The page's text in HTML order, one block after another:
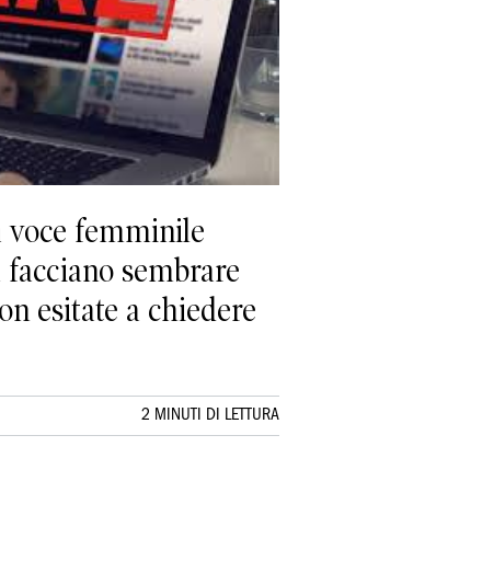
voce femminile
sembrare
esitate a chiedere
2 MINUTI DI LETTURA